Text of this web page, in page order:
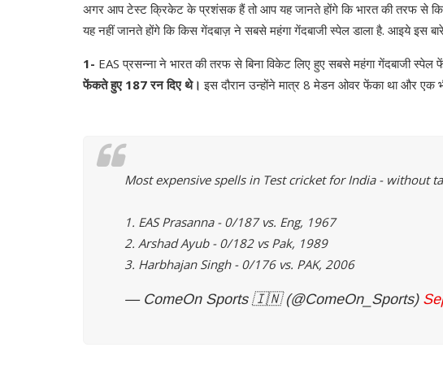
अगर आप टेस्ट क्रिकेट के प्रशंसक हैं तो आप यह जानते होंगे कि भारत की तरफ से
यह नहीं जानते होंगे कि किस गेंदबाज़ ने सबसे महंगा गेंदबाजी स्पेल डाला है. आइये इस
1- EAS प्रसन्ना ने भारत की तरफ से बिना विकेट लिए हुए सबसे महंगा गेंदबाजी
फेंकते हुए 187 रन दिए थे। इस दौरान उन्होंने मात्र 8 मेडन ओवर फेंका था और एक
Most expensive spells in Test cricket for India - without
1. EAS Prasanna - 0/187 vs. Eng, 1967
2. Arshad Ayub - 0/182 vs Pak, 1989
3. Harbhajan Singh - 0/176 vs. PAK, 2006
— ComeOn Sports 🇮🇳 (@ComeOn_Sports)